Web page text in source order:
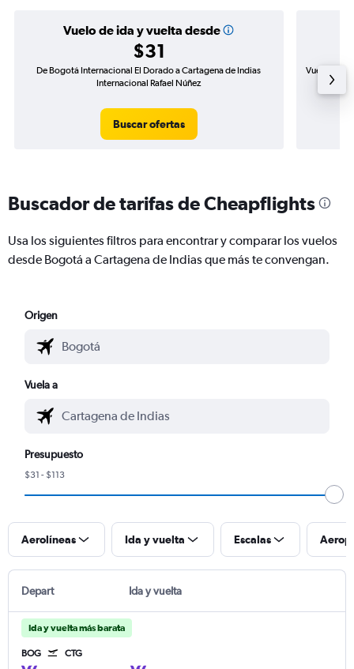
Vuelo de ida y vuelta desde
$31
De Bogotá Internacional El Dorado a Cartagena de Indias
Internacional Rafael Núñez
Buscar ofertas
Vuelo de
Buscador de tarifas de Cheapflights
Usa los siguientes filtros para encontrar y comparar los vuelos
desde Bogotá a Cartagena de Indias que más te convengan.
Origen
Vuela a
Presupuesto
$31 - $113
Aerolíneas Ida y vuelta Escalas
Depart Ida y vuelta
Ida y vuelta más barata
BOG CTG